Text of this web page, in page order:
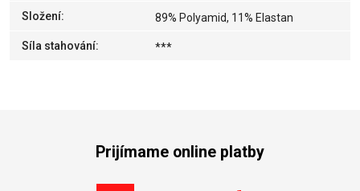
Složení: 89% Polyamid, 11% Elastan
Síla stahování: ***
Prijímame online platby